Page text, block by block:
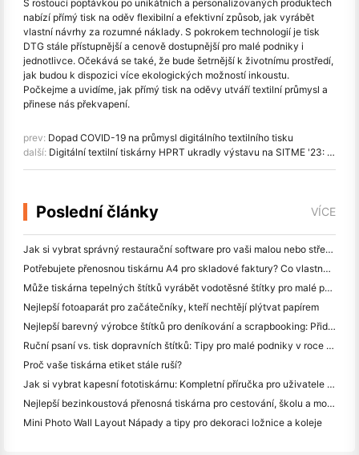
S rostoucí poptávkou po unikátních a personalizovaných produktech
nabízí přímý tisk na oděv flexibilní a efektivní způsob, jak vyrábět
vlastní návrhy za rozumné náklady. S pokrokem technologií je tisk
DTG stále přístupnější a cenově dostupnější pro malé podniky i
jednotlivce. Očekává se také, že bude šetrnější k životnímu prostředí,
jak budou k dispozici více ekologických možností inkoustu.
Počkejme a uvidíme, jak přímý tisk na oděvy utváří textilní průmysl a
přinese nás překvapení.
prev: Dopad COVID-19 na průmysl digitálního textilního tisku
další: Digitální textilní tiskárny HPRT ukradly výstavu na SITME '23: Představujeme DA182T Plus & DA188S
Poslední články VÍCE
Jak si vybrat správný restaurační software pro vaši malou nebo střední restauraci
Potřebujete přenosnou tiskárnu A4 pro skladové faktury? Co vlastně funguje
Může tiskárna tepelných štítků vyrábět vodotěsné štítky pro malé podniky?
Nejlepší fotoaparát pro začátečníky, kteří nechtějí plýtvat papírem
Nejlepší barevný výrobce štítků pro deníkování a scrapbooking: Přidat více barev na každou stránku
Ruční psaní vs. tisk dopravních štítků: Tipy pro malé podniky v roce 2026
Proč vaše tiskárna etiket stále ruší?
Jak si vybrat kapesní fototiskárnu: Kompletní příručka pro uživatele deníků, cestování a iPhone
Nejlepší bezinkoustová přenosná tiskárna pro cestování, školu a mobilní práci: Hanin MT620 Pro Review
Mini Photo Wall Layout Nápady a tipy pro dekoraci ložnice a koleje